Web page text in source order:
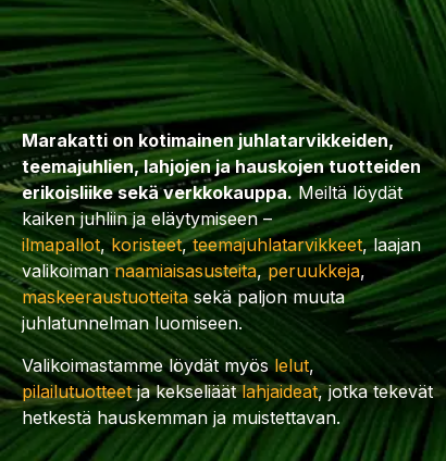
Marakatti on kotimainen juhlatarvikkeiden,
teemajuhlien, lahjojen ja hauskojen tuotteiden
erikoisliike sekä verkkokauppa.Meiltä löydät
kaiken juhliin ja eläytymiseen –
ilmapallot,koristeet,teemajuhlatarvikkeet, laajan
valikoimannaamiaisasusteita,peruukkeja,
maskeeraustuotteitasekä paljon muuta
juhlatunnelman luomiseen.
Valikoimastamme löydät myöslelut,
pilailutuotteetja kekseliäätlahjaideat, jotka tekevät
hetkestä hauskemman ja muistettavan.